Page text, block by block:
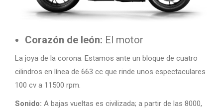
Corazón de león: El motor
La joya de la corona. Estamos ante un bloque de cuatro
cilindros en línea de 663 cc que rinde unos espectaculares
100 cv a 11500 rpm.
Sonido: A bajas vueltas es civilizada; a partir de las 8000,